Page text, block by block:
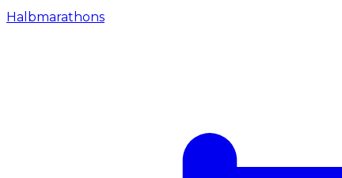
Halbmarathons